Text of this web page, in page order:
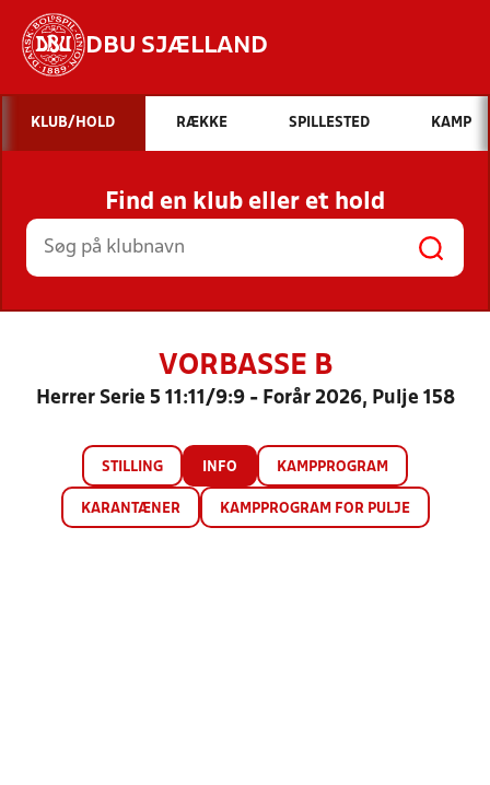
DBU SJÆLLAND
Hvad vil du søge efter?
INDHOLD OG NYHEDER
STILLINGER, RESULTATER, KLUBBER OG
HOLD
KLUB/HOLD RÆKKE SPILLESTED KAMP
Find en klub eller et hold
VORBASSE B
Herrer Serie 5 11:11/9:9 - Forår 2026, Pulje 158
STILLING INFO KAMPPROGRAM
KARANTÆNER KAMPPROGRAM FOR PULJE